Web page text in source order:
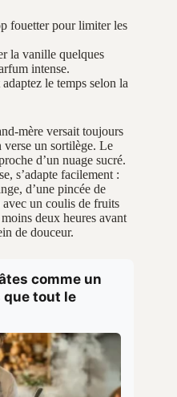
fouetter pour limiter les
la vanille quelques
intense.
le temps selon la
mère versait toujours
verse un sortilège. Le
d’un nuage sucré.
s’adapte facilement :
d’une pincée de
un coulis de fruits
deux heures avant
de douceur.
comme un
que tout le